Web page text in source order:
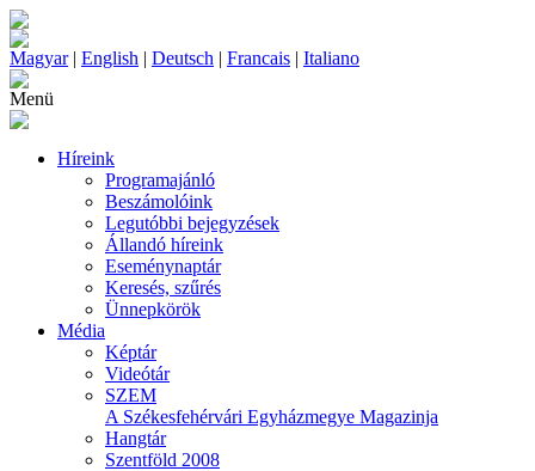
Magyar| English | Deutsch | Francais | Italiano
Menü
Híreink
Programajánló
Beszámolóink
Legutóbbi bejegyzések
Állandó híreink
Eseménynaptár
Keresés, szűrés
Ünnepkörök
Média
Képtár
Videótár
SZEM
A Székesfehérvári Egyházmegye Magazinja
Hangtár
Szentföld 2008